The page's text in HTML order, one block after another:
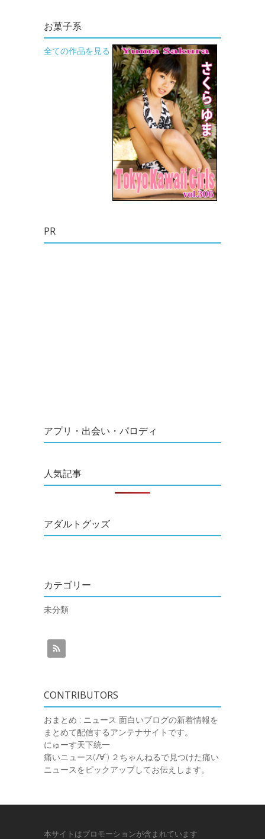
お菓子系
全ての作品を見る
PR
アプリ・出会い・パロディ
人気記事
アダルトグッズ
カテゴリー
未分類
CONTRIBUTORS
おまとめ : ニュース 面白いブログの新着情報を
まとめて配信するアンテナサイトです。
にゅーす天下統一
痛いニュース(ﾉ∀`) ２ちゃんねるで見つけた痛い
ニュースをピックアップしてお伝えします。
本サイトはプロモーションが含まれています